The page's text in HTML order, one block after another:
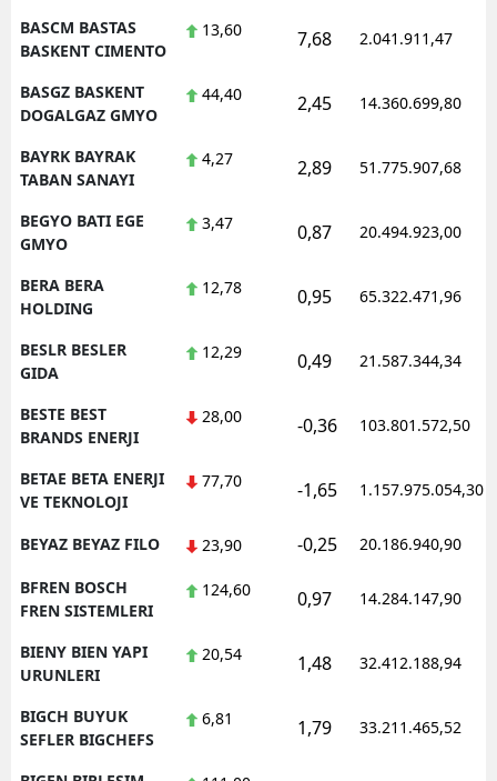
BASCM BASTAS
BASKENT CIMENTO
13,60 7,68 2.041.911,47
BASGZ BASKENT
DOGALGAZ GMYO
44,40 2,45 14.360.699,80
BAYRK BAYRAK
TABAN SANAYI
4,27 2,89 51.775.907,68
BEGYO BATI EGE
GMYO
3,47 0,87 20.494.923,00
BERA BERA
HOLDING
12,78 0,95 65.322.471,96
BESLR BESLER
GIDA
12,29 0,49 21.587.344,34
BESTE BEST
BRANDS ENERJI
28,00 -0,36 103.801.572,50
BETAE BETA ENERJI
VE TEKNOLOJI
77,70 -1,65 1.157.975.054,30
BEYAZ BEYAZ FILO 23,90 -0,25 20.186.940,90
BFREN BOSCH
FREN SISTEMLERI
124,60 0,97 14.284.147,90
BIENY BIEN YAPI
URUNLERI
20,54 1,48 32.412.188,94
BIGCH BUYUK
SEFLER BIGCHEFS
6,81 1,79 33.211.465,52